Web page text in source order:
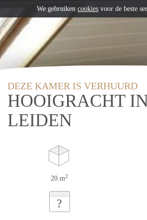
DEZE KAMER IS VERHUURD
HOOIGRACHT
LEIDEN
20 m2
?
We gebruiken cookies voor de beste